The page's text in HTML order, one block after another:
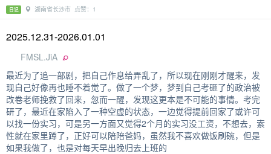
日记 湖南省长沙市 点赞：1
2025.12.31-2026.01.01
FMSL.JiA
最近为了追一部剧，把自己作息给弄乱了，所以现在刚刚才醒来，发
现自己好像再也睡不着觉了。做了一个梦，梦到自己考砸了的政治被
改卷老师挽救了回来，忽而一醒，发现这更本是不可能的事情。考完
研了，最近在家陷入了一种空虚的状态，一边觉得提前回家了或许可
以找一份实习，可是另一方面又觉得2个月的实习没工资，不想去，索
性就在家里蹲了，正好可以陪陪爸妈，虽然我不喜欢做饭刷碗，但是
如果我做了，也是对每天早出晚归去上班的